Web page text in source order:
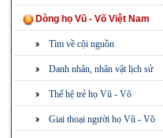
Dòng họ Vũ - Võ Việt Nam
Tìm về cội nguồn
Danh nhân, nhân vật lịch sử
Thế hệ trẻ họ Vũ - Võ
Giai thoại người họ Vũ - Võ